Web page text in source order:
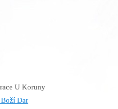
U Koruny
Dar